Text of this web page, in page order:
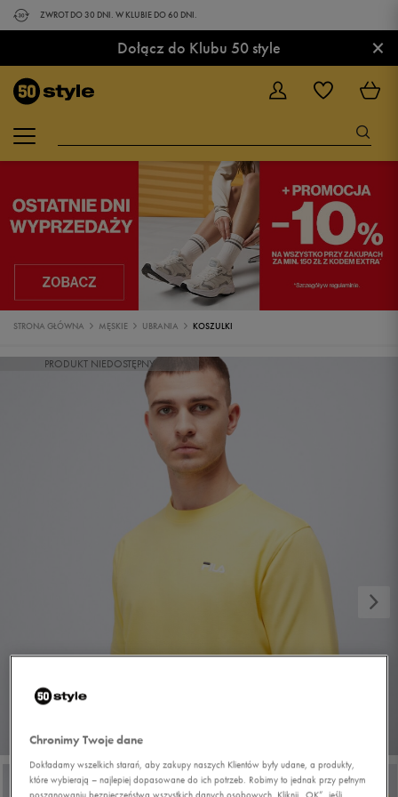
ZWROT DO 30 DNI. W KLUBIE DO 60 DNI.
Dołącz do Klubu 50 style ×
STRONA GŁÓWNA MĘSKIE UBRANIA KOSZULKI
PRODUKT NIEDOSTĘPNY
Chronimy Twoje dane
Dokładamy wszelkich starań, aby zakupy naszych Klientów były udane, a produkty,
które wybierają – najlepiej dopasowane do ich potrzeb. Robimy to jednak przy pełnym
poszanowaniu bezpieczeństwa wszystkich danych osobowych. Kliknij „OK”, jeśli